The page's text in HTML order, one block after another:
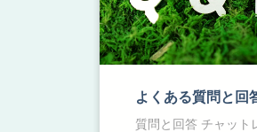
よくある質問と回
質問と回答 チャット